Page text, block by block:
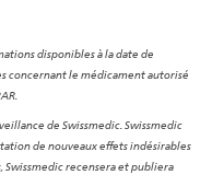
disponibles à la date de
concernant le médicament autorisé
de Swissmedic. Swissmedic
de nouveaux effets indésirables
Swissmedic recensera et publiera